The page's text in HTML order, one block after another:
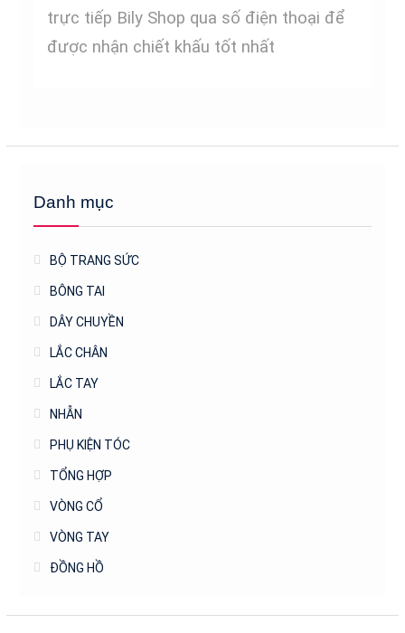
trực tiếp Bily Shop qua số điện thoại để
được nhận chiết khấu tốt nhất
Danh mục
BỘ TRANG SỨC
BÔNG TAI
DÂY CHUYỀN
LẮC CHÂN
LẮC TAY
NHẪN
PHỤ KIỆN TÓC
TỔNG HỢP
VÒNG CỔ
VÒNG TAY
ĐỒNG HỒ